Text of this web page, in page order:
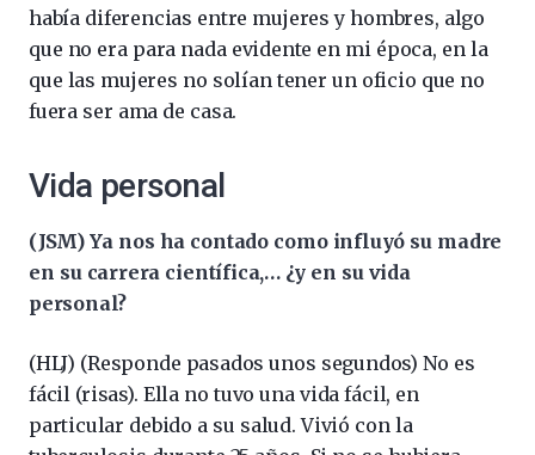
había diferencias entre mujeres y hombres, algo
que no era para nada evidente en mi época, en la
que las mujeres no solían tener un oficio que no
fuera ser ama de casa.
Vida personal
(JSM) Ya nos ha contado como influyó su madre
en su carrera científica,… ¿y en su vida
personal?
(HLJ) (Responde pasados unos segundos) No es
fácil (risas). Ella no tuvo una vida fácil, en
particular debido a su salud. Vivió con la